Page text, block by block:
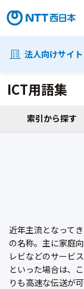
法人向けサイト
ICT用語集
索引から探す
近年主流となって
の名称。主に家庭
レビなどのサービ
といった場合は、
りも高速な伝送が